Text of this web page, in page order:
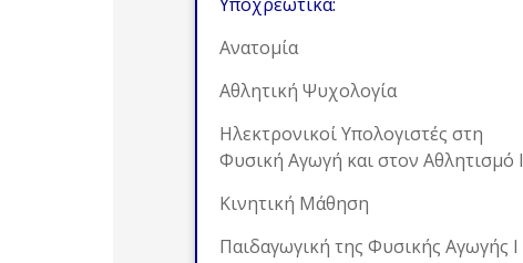
Ανατομία
Αθλητική Ψυχολογία
Ηλεκτρονικοί Υπολογιστές στη
Φυσική Αγωγή και στον Αθλητισμό Ι
Κινητική Μάθηση
Παιδαγωγική της Φυσικής Αγωγής Ι